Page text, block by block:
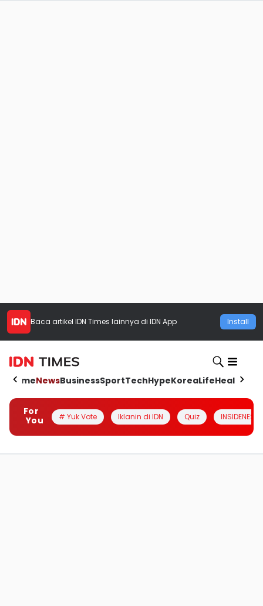
Baca artikel IDN Times lainnya di IDN App Install
HomeNewsBusinessSportTechHypeKoreaLifeHealth
For
You
# Yuk Vote Iklanin di IDN Quiz INSIDENESIA